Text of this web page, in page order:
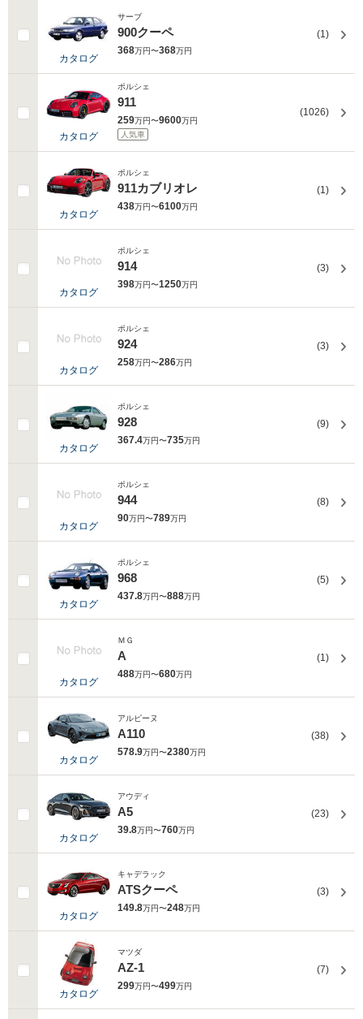
カタログ
サーブ
900クーペ
368万円〜368万円
(1)
カタログ
ポルシェ
911
259万円〜9600万円
人気車
(1026)
カタログ
ポルシェ
911カブリオレ
438万円〜6100万円
(1)
カタログ
ポルシェ
914
398万円〜1250万円
(3)
カタログ
ポルシェ
924
258万円〜286万円
(3)
カタログ
ポルシェ
928
367.4万円〜735万円
(9)
カタログ
ポルシェ
944
90万円〜789万円
(8)
カタログ
ポルシェ
968
437.8万円〜888万円
(5)
カタログ
ＭＧ
A
488万円〜680万円
(1)
カタログ
アルピーヌ
A110
578.9万円〜2380万円
(38)
カタログ
アウディ
A5
39.8万円〜760万円
(23)
カタログ
キャデラック
ATSクーペ
149.8万円〜248万円
(3)
カタログ
マツダ
AZ-1
299万円〜499万円
(7)